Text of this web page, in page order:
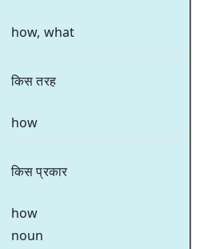
how, what
किस तरह
how
किस प्रकार
how
noun